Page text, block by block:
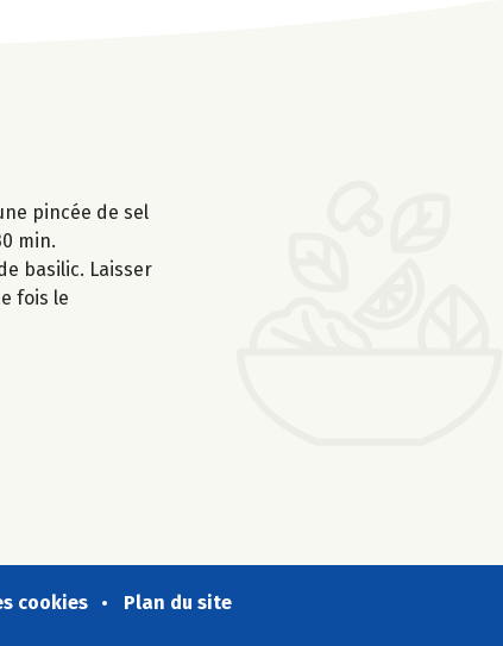
pincée de sel
min.
basilic. Laisser
fois le
cookies Plan du site